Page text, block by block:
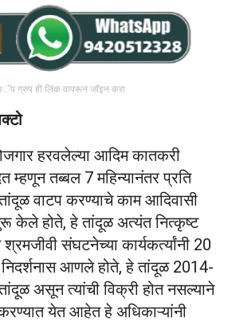
ग्रुप ही लिंक वापरून जॉइन करा
हरवलेल्या आदिम कातकरी
म्हणून तब्बल 7 महिन्यानंतर प्रति
वाटप करण्याचे काम आदिवासी
केले होते, हे तांदूळ अत्यंत नित्कृष्ट
संघटनेच्या कार्यकर्त्यांनी 20
निदर्शनास आणले होते, हे तांदूळ 2014-
असून त्यांची विक्री होत नसल्याने
येत आहेत हे अधिकाऱ्यांनी